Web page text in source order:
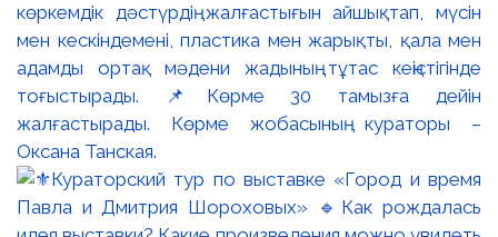
көркемдік дәстүрдің жалғастығын айшықтап, мүсін
мен кескіндемені, пластика мен жарықты, қала мен
адамды ортақ мәдени жадының тұтас кеңістігінде
тоғыстырады. 📌Көрме 30 тамызға дейін
жалғастырады. Көрме жобасының кураторы –
Оксана Танская.